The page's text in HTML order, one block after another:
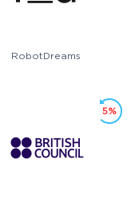
RobotDreams
5%